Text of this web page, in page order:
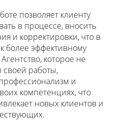
позволяет клиенту
в процессе, вносить
и корректировки, что в
более эффективному
которое не
своей работы,
и
компетенциях, что
новых клиентов и